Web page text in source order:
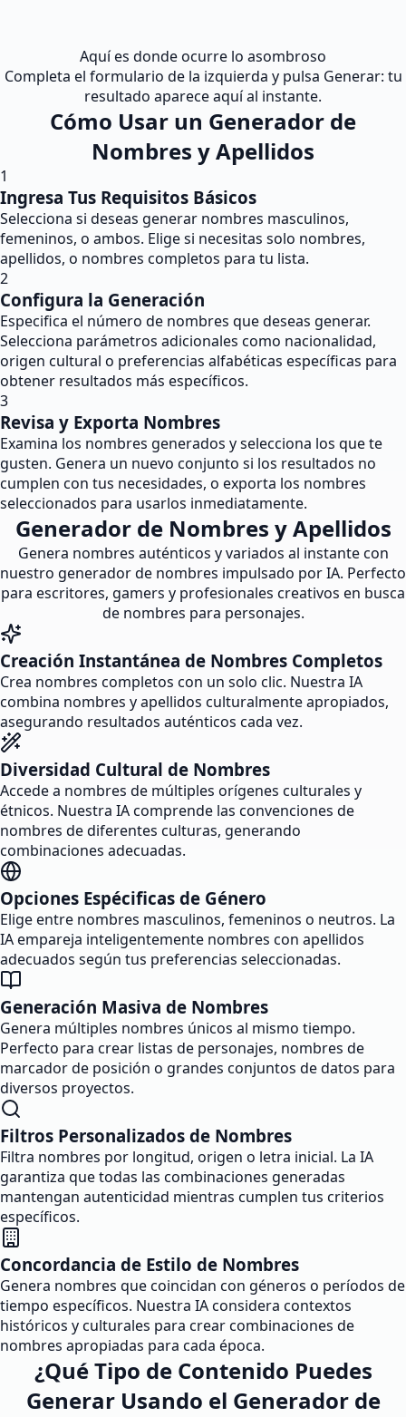
Aquí es donde ocurre lo asombroso
Completa el formulario de la izquierda y pulsa Generar: tu
resultado aparece aquí al instante.
Cómo Usar un Generador de
Nombres y Apellidos
1
Ingresa Tus Requisitos Básicos
Selecciona si deseas generar nombres masculinos,
femeninos, o ambos. Elige si necesitas solo nombres,
apellidos, o nombres completos para tu lista.
2
Configura la Generación
Especifica el número de nombres que deseas generar.
Selecciona parámetros adicionales como nacionalidad,
origen cultural o preferencias alfabéticas específicas para
obtener resultados más específicos.
3
Revisa y Exporta Nombres
Examina los nombres generados y selecciona los que te
gusten. Genera un nuevo conjunto si los resultados no
cumplen con tus necesidades, o exporta los nombres
seleccionados para usarlos inmediatamente.
Generador de Nombres y Apellidos
Genera nombres auténticos y variados al instante con
nuestro generador de nombres impulsado por IA. Perfecto
para escritores, gamers y profesionales creativos en busca
de nombres para personajes.
Creación Instantánea de Nombres Completos
Crea nombres completos con un solo clic. Nuestra IA
combina nombres y apellidos culturalmente apropiados,
asegurando resultados auténticos cada vez.
Diversidad Cultural de Nombres
Accede a nombres de múltiples orígenes culturales y
étnicos. Nuestra IA comprende las convenciones de
nombres de diferentes culturas, generando
combinaciones adecuadas.
Opciones Espécificas de Género
Elige entre nombres masculinos, femeninos o neutros. La
IA empareja inteligentemente nombres con apellidos
adecuados según tus preferencias seleccionadas.
Generación Masiva de Nombres
Genera múltiples nombres únicos al mismo tiempo.
Perfecto para crear listas de personajes, nombres de
marcador de posición o grandes conjuntos de datos para
diversos proyectos.
Filtros Personalizados de Nombres
Filtra nombres por longitud, origen o letra inicial. La IA
garantiza que todas las combinaciones generadas
mantengan autenticidad mientras cumplen tus criterios
específicos.
Concordancia de Estilo de Nombres
Genera nombres que coincidan con géneros o períodos de
tiempo específicos. Nuestra IA considera contextos
históricos y culturales para crear combinaciones de
nombres apropiadas para cada época.
¿Qué Tipo de Contenido Puedes
Generar Usando el Generador de